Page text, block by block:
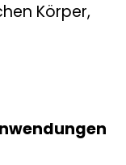
Körper,